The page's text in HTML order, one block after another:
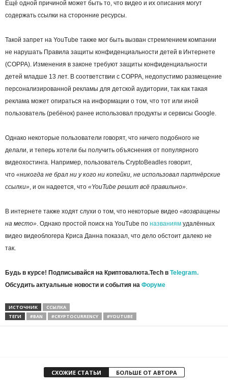
Ещё одной причиной может быть то, что видео и их описания могут
содержать ссылки на сторонние ресурсы.
Такой запрет на YouTube также мог быть вызван стремлением компании
не нарушать Правила защиты конфиденциальности детей в Интернете
(COPPA). Изменения в законе требуют защиты конфиденциальности
детей младше 13 лет. В соответствии с COPPA, недопустимо размещение
персонализированной рекламы для детской аудитории, так как такая
реклама может опираться на информации о том, что тот или иной
пользователь (ребёнок) ранее использовал продукты и сервисы Google.
Однако некоторые пользователи говорят, что ничего подобного не
делали, и теперь хотели бы получить объяснения от популярного
видеохостинга. Например, пользователь CryptoBeadles говорит,
что «никогда не брал ни у кого ни копейки, не использовал партнёрские
ссылки», и он надеется, что «YouTube решит всё правильно».
В интернете также ходят слухи о том, что некоторые видео «возвращены
на место». Однако простой поиск на YouTube по названиям удалённых
видео видеоблогера Криса Данна показал, что дело обстоит далеко не
так.
Будь в курсе! Подписывайся на Криптовалюта.Tech в Telegram.
Обсудить актуальные новости и события на Форуме
ИСТОЧНИК
ССЫЛКА
ТЕГИ
#BAN #CRYPTOCURRENCY #YOUTUBE
СХОЖИЕ СТАТЬИ БОЛЬШЕ ОТ АВТОРА